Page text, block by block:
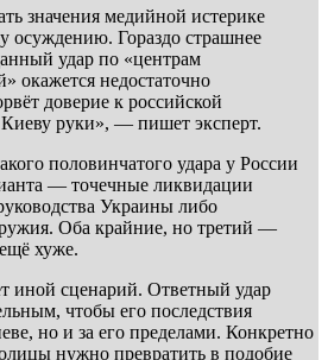
значения медийной истерике
осуждению. Гораздо страшнее
удар по «центрам
окажется недостаточно
доверие к российской
руки», — пишет эксперт.
половинчатого удара у России
— точечные ликвидации
Украины либо
Оба крайние, но третий —
хуже.
иной сценарий. Ответный удар
чтобы его последствия
но и за его пределами. Конкретно
нужно превратить в подобие